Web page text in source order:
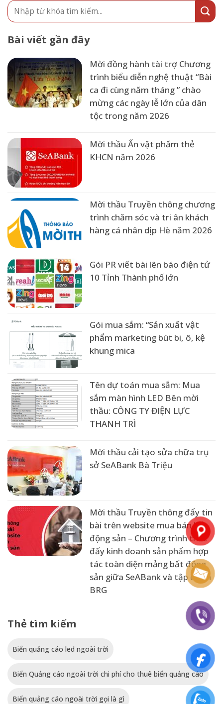
Bài viết gần đây
Mời đồng hành tài trợ Chương
trình biểu diễn nghệ thuật “Bài
ca đi cùng năm tháng ” chào
mừng các ngày lễ lớn của dân
tộc trong năm 2026
Mời thầu Ấn vật phẩm thẻ
KHCN năm 2026
Mời thầu Truyền thông chương
trình chăm sóc và tri ân khách
hàng cá nhân dịp Hè năm 2026
Gói PR viết bài lên báo điện tử
10 Tỉnh Thành phố lớn
Gói mua sắm: “Sản xuất vật
phẩm marketing bút bi, ô, kệ
khung mica
Tên dự toán mua sắm: Mua
sắm màn hình LED Bên mời
thầu: CÔNG TY ĐIỆN LỰC
THANH TRÌ
Mời thầu cải tạo sửa chữa trụ
sở SeABank Bà Triệu
Mời thầu Truyền thông đẩy tin
bài trên website mua bán bất
động sản – Chương trình thúc
đẩy kinh doanh sản phẩm hợp
tác toàn diện mảng bất động
sản giữa SeABank và tập đoàn
BRG
Thẻ tìm kiếm
Biển quảng cáo led ngoài trời
Biển Quảng cáo ngoài trời chi phí cho thuê biển quảng cáo
Biển quảng cáo ngoài trời gọi là gì